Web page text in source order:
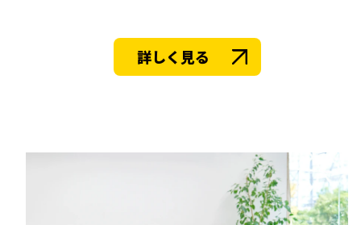
詳しく見る